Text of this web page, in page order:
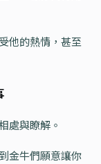
他的熱情，甚至
處與瞭解。
金牛們願意讓你